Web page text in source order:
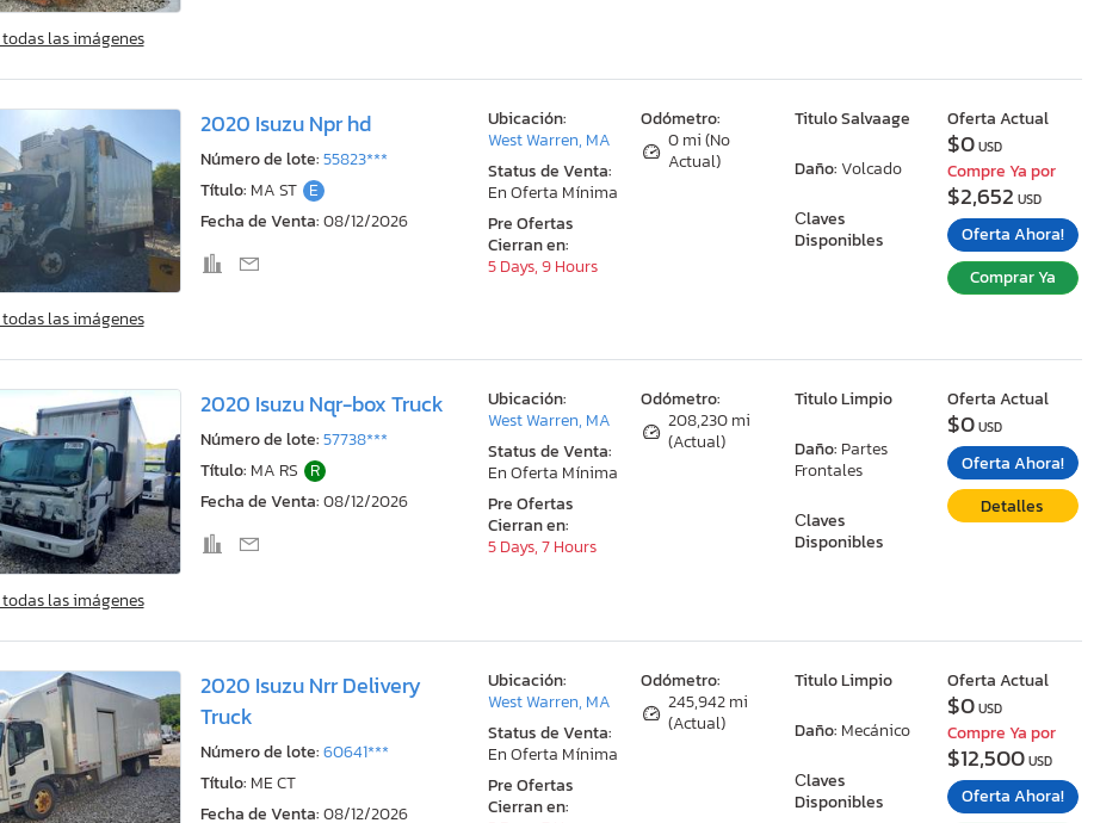
las imágenes
las imágenes
2020 Isuzu Npr hd
Número de lote:55823***
Título: MA ST E
Fecha de Venta:08/12/2026
Odómetro:
0 mi (No
Actual)
Titulo Salvaage
Daño:Volcado
Сlaves
Disponibles
Ubicación:
West Warren, MA
Status de Venta:
En Oferta Mínima
Pre Ofertas
Cierran en:
5 Days, 9 Hours
Oferta Actual
$0USD
Compre Ya por
$2,652 USD
Oferta Ahora!
Comprar Ya
las imágenes
2020 Isuzu Nqr-box Truck
Número de lote:57738***
Título: MA RS R
Fecha de Venta:08/12/2026
Odómetro:
208,230 mi
(Actual)
Titulo Limpio
Daño: Partes
Frontales
Сlaves
Disponibles
Ubicación:
West Warren, MA
Status de Venta:
En Oferta Mínima
Pre Ofertas
Cierran en:
5 Days, 7 Hours
Oferta Actual
$0USD
Oferta Ahora!
Detalles
2020 Isuzu Nrr Delivery
Truck
Número de lote:60641***
Título: ME CT
Fecha de Venta:08/12/2026
Odómetro:
245,942 mi
(Actual)
Titulo Limpio
Daño: Mecánico
Сlaves
Disponibles
Ubicación:
West Warren, MA
Status de Venta:
En Oferta Mínima
Pre Ofertas
Cierran en:
Oferta Actual
$0USD
Compre Ya por
$12,500USD
Oferta Ahora!